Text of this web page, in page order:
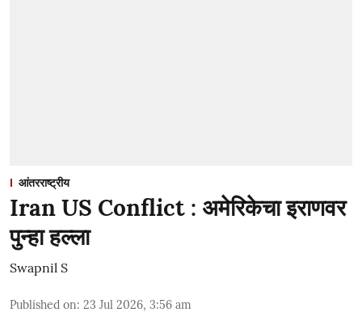
आंतरराष्ट्रीय
Iran US Conflict : अमेरिकेचा इराणवर
पुन्हा हल्ला
Swapnil S
Published on: 23 Jul 2026, 3:56 am